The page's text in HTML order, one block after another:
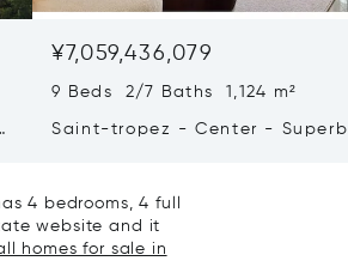
¥7,059,436,079
9 Beds 2/7 Baths 1,124 m²
Saint-tropez - Center - Superb
4 bedrooms, 4 full
website and it
homes for sale in